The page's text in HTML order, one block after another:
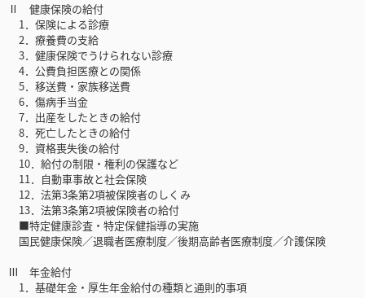
Ⅱ 健康保険の給付
1．保険による診療
2．療養費の支給
3．健康保険でうけられない診療
4．公費負担医療との関係
5．移送費・家族移送費
6．傷病手当金
7．出産をしたときの給付
8．死亡したときの給付
9．資格喪失後の給付
10．給付の制限・権利の保護など
11．自動車事故と社会保険
12．法第3条第2項被保険者のしくみ
13．法第3条第2項被保険者の給付
■特定健康診査・特定保健指導の実施
国民健康保険／退職者医療制度／後期高齢者医療制度／介護保険
Ⅲ 年金給付
1．基礎年金・厚生年金給付の種類と通則的事項